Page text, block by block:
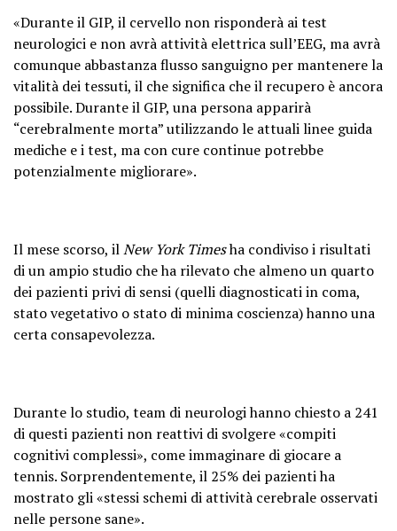
«Durante il GIP, il cervello non risponderà ai test
neurologici e non avrà attività elettrica sull’EEG, ma avrà
comunque abbastanza flusso sanguigno per mantenere la
vitalità dei tessuti, il che significa che il recupero è ancora
possibile. Durante il GIP, una persona apparirà
“cerebralmente morta” utilizzando le attuali linee guida
mediche e i test, ma con cure continue potrebbe
potenzialmente migliorare».
Il mese scorso, ilNew York Timesha condiviso i risultati
di un ampio studio che ha rilevato che almeno un quarto
dei pazienti privi di sensi (quelli diagnosticati in coma,
stato vegetativo o stato di minima coscienza) hanno una
certa consapevolezza.
Durante lo studio, team di neurologi hanno chiesto a 241
di questi pazienti non reattivi di svolgere «compiti
cognitivi complessi», come immaginare di giocare a
tennis. Sorprendentemente, il 25% dei pazienti ha
mostrato gli «stessi schemi di attività cerebrale osservati
nelle persone sane».